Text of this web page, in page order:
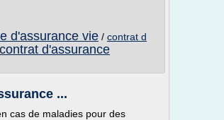
d'assurance vie / contrat d
contrat d'assurance
...
cas de maladies pour des